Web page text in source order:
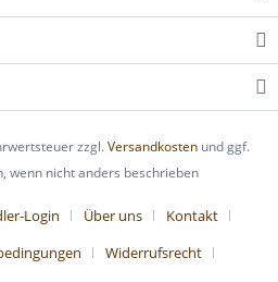
zzgl.Versandkosten und ggf.
wenn nicht anders beschrieben
Login Über uns
Kontakt
Widerrufsrecht